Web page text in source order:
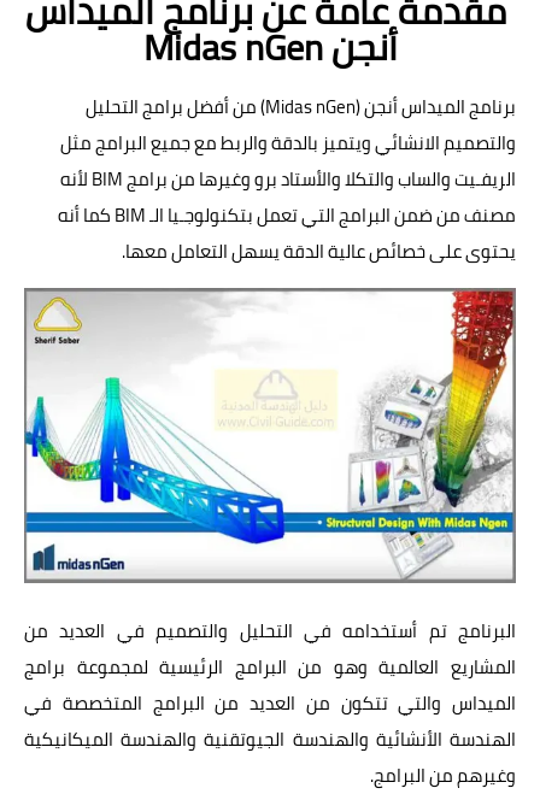
هندسة الطرق والمطارات
هندسة الري والصرف
هندسة المواني
هندسة المساحة
مناهج دراسية
المناهج دراسية للجامعات
ملفات ومشاريع تخرج
برامج وكورسات
كتب وابحاث
أنجن Midas nGen
برنامج الميداس أنجن (Midas nGen) من أفضل برامج التحليل
والتصميم الانشائي ويتميز بالدقة والربط مع جميع البرامج مثل
الريفـيت والساب والتكلا والأستاد برو وغيرها من برامج BIM لأنه
مصنف من ضمن البرامج التي تعمل بتكنولوجـيا الـ BIM كما أنه
يحتوى على خصائص عالية الدقة يسهل التعامل معها.
البرنامج تم أستخدامه في التحليل والتصميم في العديد من
المشاريع العالمية وهو من البرامج الرئيسية لمجموعة برامج
الميداس والتي تتكون من العديد من البرامج المتخصصة في
الهندسة الأنشائية والهندسة الجيوتقنية والهندسة الميكانيكية
وغيرهم من البرامج.